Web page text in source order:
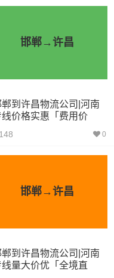
6.8×2.4×2.8
18吨 9.6×2.4×2.5
33吨 17.5×3×2.8
公司可能会在运输过程
邯郸→许昌
郸到许昌物流公司|河南
线价格实惠「费用价
0
邯郸→许昌
郸到许昌物流公司|河南
线量大价优「全境直